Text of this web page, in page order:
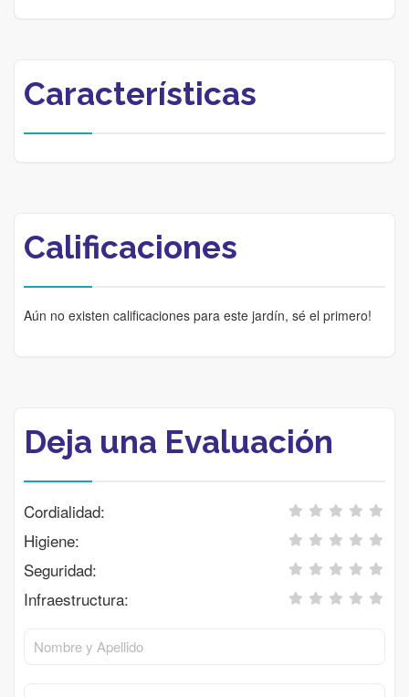
Características
Calificaciones
Aún no existen calificaciones para este jardín, sé el primero!
Deja una Evaluación
Cordialidad:
Higiene:
Seguridad:
Infraestructura: